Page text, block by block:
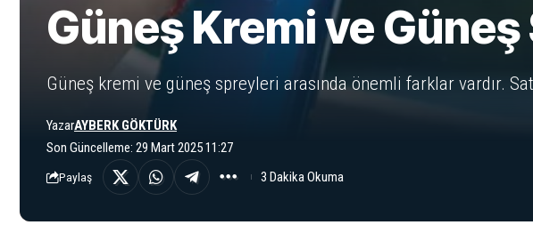
Güneş Kremi ve
Güneş kremi ve güneş spreyleri arasında önemli farklar vardır.
Son Güncelleme: 29 Mart 2025 11:27
YazarAYBERK GÖKTÜRK
Paylaş 3 Dakika Okuma